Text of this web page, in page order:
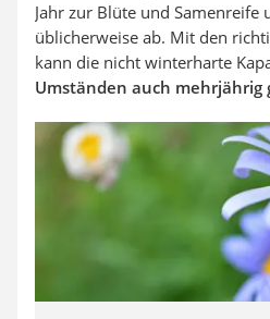
Jahr zur Blüte und Samenreife
üblicherweise ab. Mit den
kann die nicht winterharte
Umständen auch mehrjährig